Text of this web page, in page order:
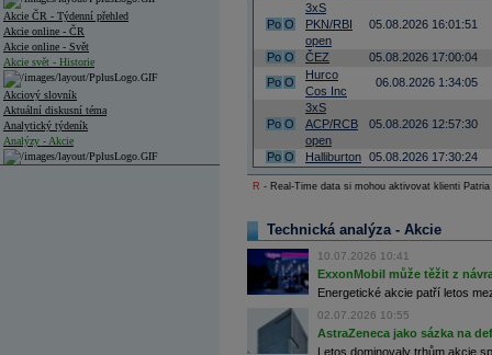
Akcie ČR - Týdenní přehled
Akcie online - ČR
Akcie online - Svět
Akcie svět - Historie
Akciový slovník
Aktuální diskusní téma
Analytický týdeník
Analýzy - Akcie
Po O
3xS
PKN/RBI
open
05.08.2026 16:01:51
Po O ČEZ
05.08.2026 17:00:04
Po O
Hurco
Cos Inc
06.08.2026 1:34:05
Po O
3xS
ACP/RCB
open
05.08.2026 12:57:30
Po O Halliburton 05.08.2026 17:30:24
R - Real-Time data si mohou aktivovat klienti
Technická analýza - Akcie
10.07.2026 10:41
ExxonMobil může těžit z
Energetické akcie patří letos
02.07.2026 10:55
AstraZeneca jako sázka na
Letos dominovaly trhům akcie